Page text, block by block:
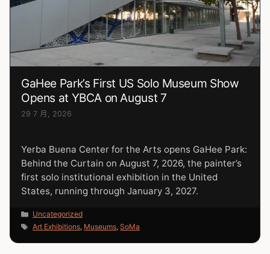
GaHee Park’s First US Solo Museum Show
Opens at YBCA on August 7
29 7 月, 2026
Yerba Buena Center for the Arts opens GaHee Park:
Behind the Curtain on August 7, 2026, the painter’s
first solo institutional exhibition in the United
States, running through January 3, 2027.
分
類
Uncategorized
標
Art Exhibitions, Museums,SoMa